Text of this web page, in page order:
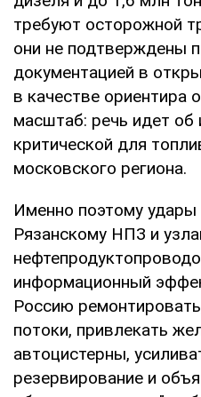
требуют осторожной
они не подтверждены
документацией в
в качестве ориентира
масштаб: речь идет об
критической для
московского региона.
Именно поэтому
Рязанскому НПЗ и
информационный
Россию
потоки, привлекать
автоцистерны,
резервирование и